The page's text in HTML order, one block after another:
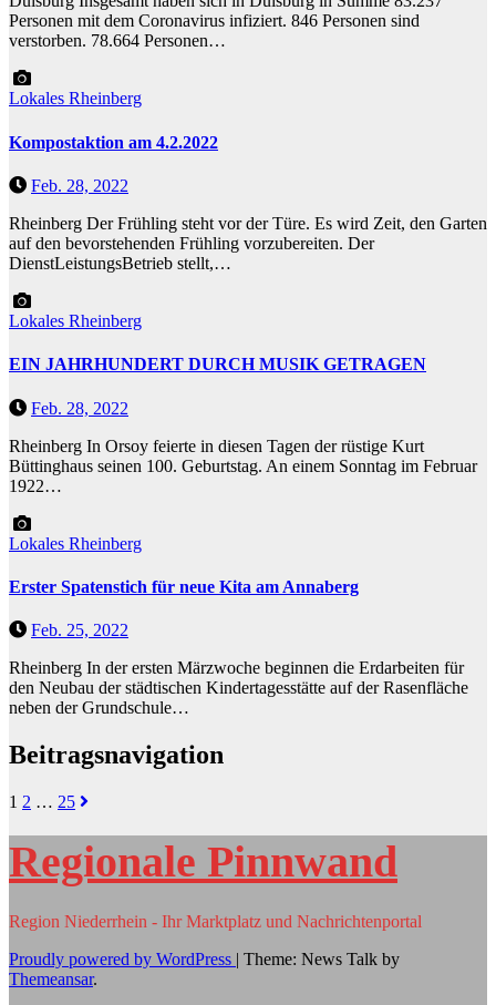
Personen mit dem Coronavirus infiziert. 846 Personen sind
verstorben. 78.664 Personen…
Lokales Rheinberg
Kompostaktion am 4.2.2022
Feb. 28, 2022
Rheinberg Der Frühling steht vor der Türe. Es wird Zeit, den Garten
auf den bevorstehenden Frühling vorzubereiten. Der
DienstLeistungsBetrieb stellt,…
Lokales Rheinberg
EIN JAHRHUNDERT DURCH MUSIK GETRAGEN
Feb. 28, 2022
Rheinberg In Orsoy feierte in diesen Tagen der rüstige Kurt
Büttinghaus seinen 100. Geburtstag. An einem Sonntag im Februar
1922…
Lokales Rheinberg
Erster Spatenstich für neue Kita am Annaberg
Feb. 25, 2022
Rheinberg In der ersten Märzwoche beginnen die Erdarbeiten für
den Neubau der städtischen Kindertagesstätte auf der Rasenfläche
neben der Grundschule…
Beitragsnavigation
1 2 … 25
Regionale Pinnwand
Region Niederrhein - Ihr Marktplatz und Nachrichtenportal
Proudly powered by WordPress | Theme: News Talk by
Themeansar.